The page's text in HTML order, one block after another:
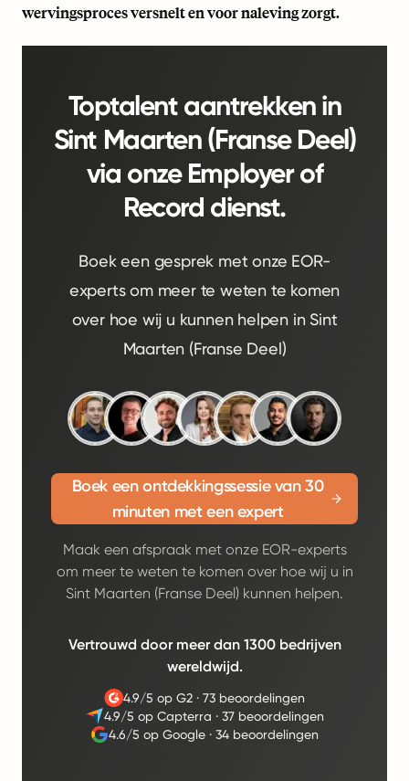
wervingsproces versnelt en voor naleving zorgt.
Toptalent aantrekken in
Sint Maarten (Franse Deel)
via onze Employer of
Record dienst.
Boek een gesprek met onze EOR-
experts om meer te weten te komen
over hoe wij u kunnen helpen in Sint
Maarten (Franse Deel)
Boek een ontdekkingssessie van 30
minuten met een expert
Maak een afspraak met onze EOR-experts
om meer te weten te komen over hoe wij u in
Sint Maarten (Franse Deel) kunnen helpen.
Vertrouwd door meer dan 1300 bedrijven
wereldwijd.
4.9/5 op G2· 73 beoordelingen
4.9/5 op Capterra · 37 beoordelingen
4.6/5 op Google ·34 beoordelingen